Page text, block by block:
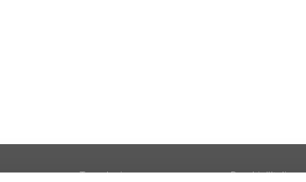
Tecnologia
Borghi d'Italia